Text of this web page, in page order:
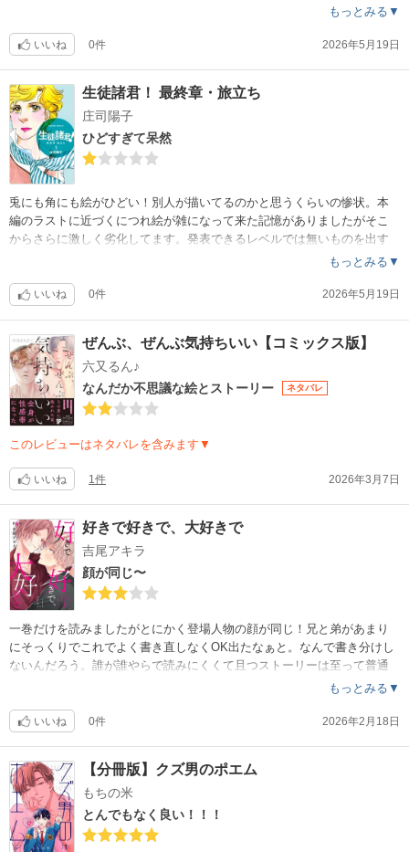
もっとみる▼
いいね 0件 2026年5月19日
生徒諸君！ 最終章・旅立ち
庄司陽子
ひどすぎて呆然
兎にも角にも絵がひどい！別人が描いてるのかと思うくらいの惨状。本
編のラストに近づくにつれ絵が雑になって来た記憶がありましたがそこ
からさらに激しく劣化してます。発表できるレベルでは無いものを出す
、作者やその周りの作品に関わる人々の矜持はどこに行ったのか。スト
す。星ひとつもつけたくないくらいです。ハイティーンブキのラストも
もっとみる▼
いいね 0件 2026年5月19日
ぜんぶ、ぜんぶ気持ちいい【コミックス版】
六又るん♪
なんだか不思議な絵とストーリー
ネタバレ
このレビューはネタバレを含みます▼
いいね 1件 2026年3月7日
好きで好きで、大好きで
吉尾アキラ
顔が同じ〜
一巻だけを読みましたがとにかく登場人物の顔が同じ！兄と弟があまり
にそっくりでこれでよく書き直しなくOK出たなぁと。なんで書き分けし
ないんだろう。誰が誰やらで読みにくくて且つストーリーは至って普通
。女の子とやむを得ず絡んだところをうっかり目撃されて誤解されて…
もっとみる▼
いいね 0件 2026年2月18日
【分冊版】クズ男のポエム
もちの米
とんでもなく良い！！！